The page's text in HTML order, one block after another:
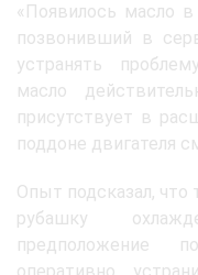
«Появилось масло
позвонивший в
устранять
масло
присутствует в
поддоне двигателя
Опыт подсказал, что
рубашку
предположение